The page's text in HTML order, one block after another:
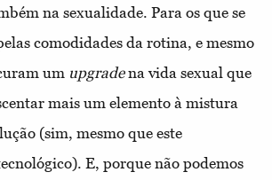
na sexualidade. Para os que se
comodidades da rotina, e mesmo
um upgradena vida sexual que
mais um elemento à mistura
(sim, mesmo que este
E, porque não podemos